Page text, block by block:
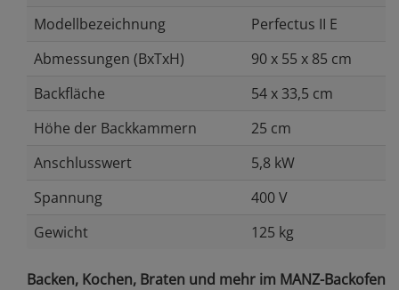
Modellbezeichnung
Perfectus II E
Abmessungen (BxTxH)
90 x 55 x 85 cm
Backfläche
54 x 33,5 cm
Höhe der Backkammern
25 cm
Anschlusswert
5,8 kW
Spannung
400 V
Gewicht
125 kg
Backen, Kochen, Braten und mehr im MANZ-Backofen